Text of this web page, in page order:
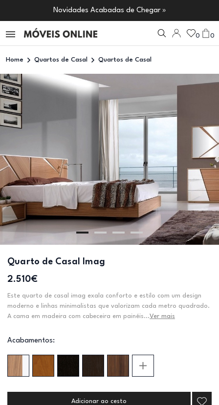
Novidades Acabadas de Chegar »
0 0
Home Quartos de Casal Quartos de Casal
Quarto de Casal Imag
2.510€
Este quarto de casal imag exala conforto e estilo com um design
moderno e linhas minimalistas que valorizam cada metro quadrado.
A cama em madeira com cabeceira em painéis...Ver mais
Acabamentos:
Adicionar ao cesto